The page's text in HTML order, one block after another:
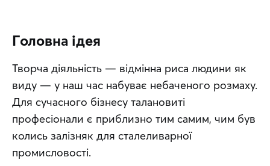
Головна ідея
Творча діяльність — відмінна риса людини як
виду — у наш час набуває небаченого розмаху.
Для сучасного бізнесу талановиті
професіонали є приблизно тим самим, чим був
колись залізняк для сталеливарної
промисловості.